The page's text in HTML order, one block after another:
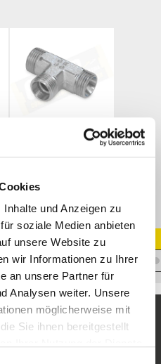
und Anzeigen zu
soziale Medien anbieten
unsere Website zu
wir Informationen zu Ihrer
an unsere Partner für
Analysen weiter. Unsere
möglicherweise mit
Sie ihnen bereitgestellt